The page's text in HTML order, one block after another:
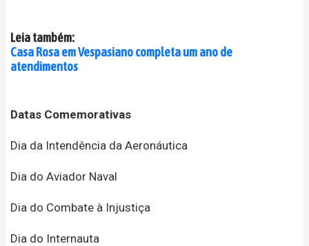
Leia também:
Casa Rosa em Vespasiano completa um ano de
atendimentos
Datas Comemorativas
Dia da Intendência da Aeronáutica
Dia do Aviador Naval
Dia do Combate à Injustiça
Dia do Internauta